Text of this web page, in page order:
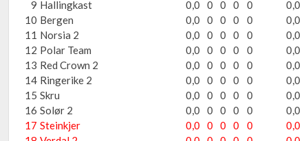
9 Hallingkast 0,0 0 0 0 0
0,0
10 Bergen 0,0 0 0 0 0
0,0
11 Norsia 2 0,0 0 0 0 0
0,0
12 Polar Team 0,0 0 0 0 0
0,0
13 Red Crown 2 0,0 0 0 0 0
0,0
14 Ringerike 2 0,0 0 0 0 0
0,0
15 Skru 0,0 0 0 0 0
0,0
16 Solør 2 0,0 0 0 0 0
0,0
17 Steinkjer 0,0 0 0 0 0
0,0